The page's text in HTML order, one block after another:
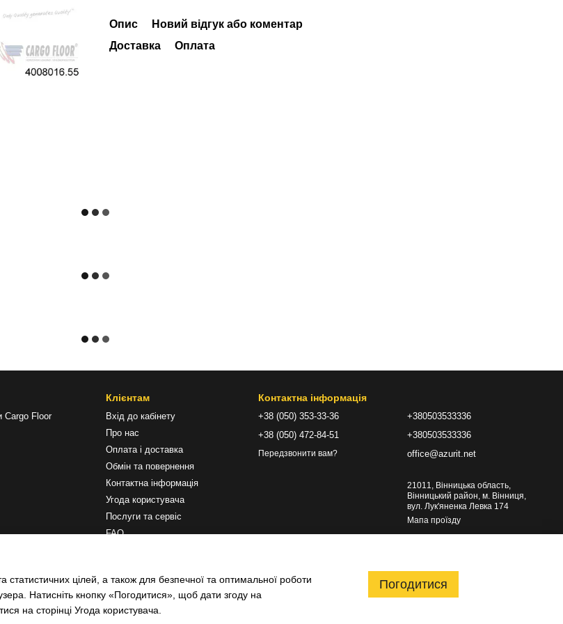
Опис
Новий відгук або коментар
Доставка
Оплата
Cargo Floor
Клієнтам
Вхід до кабінету
Про нас
Оплата і доставка
Обмін та повернення
Контактна інформація
Угода користувача
Послуги та сервіс
FAQ
Контактна інформація
+38 (050) 353-33-36
+38 (050) 472-84-51
Передзвонити вам?
+380503533336
+380503533336
office@azurit.net
21011, Вінницька область,
Вінницький район, м. Вінниця,
вул. Лук'яненка Левка 174
Мапа проїзду
цілей, а також для безпечної та оптимальної роботи
Натисніть кнопку «Погодитися», щоб дати згоду на
на сторінці Угода користувача
Погодитися